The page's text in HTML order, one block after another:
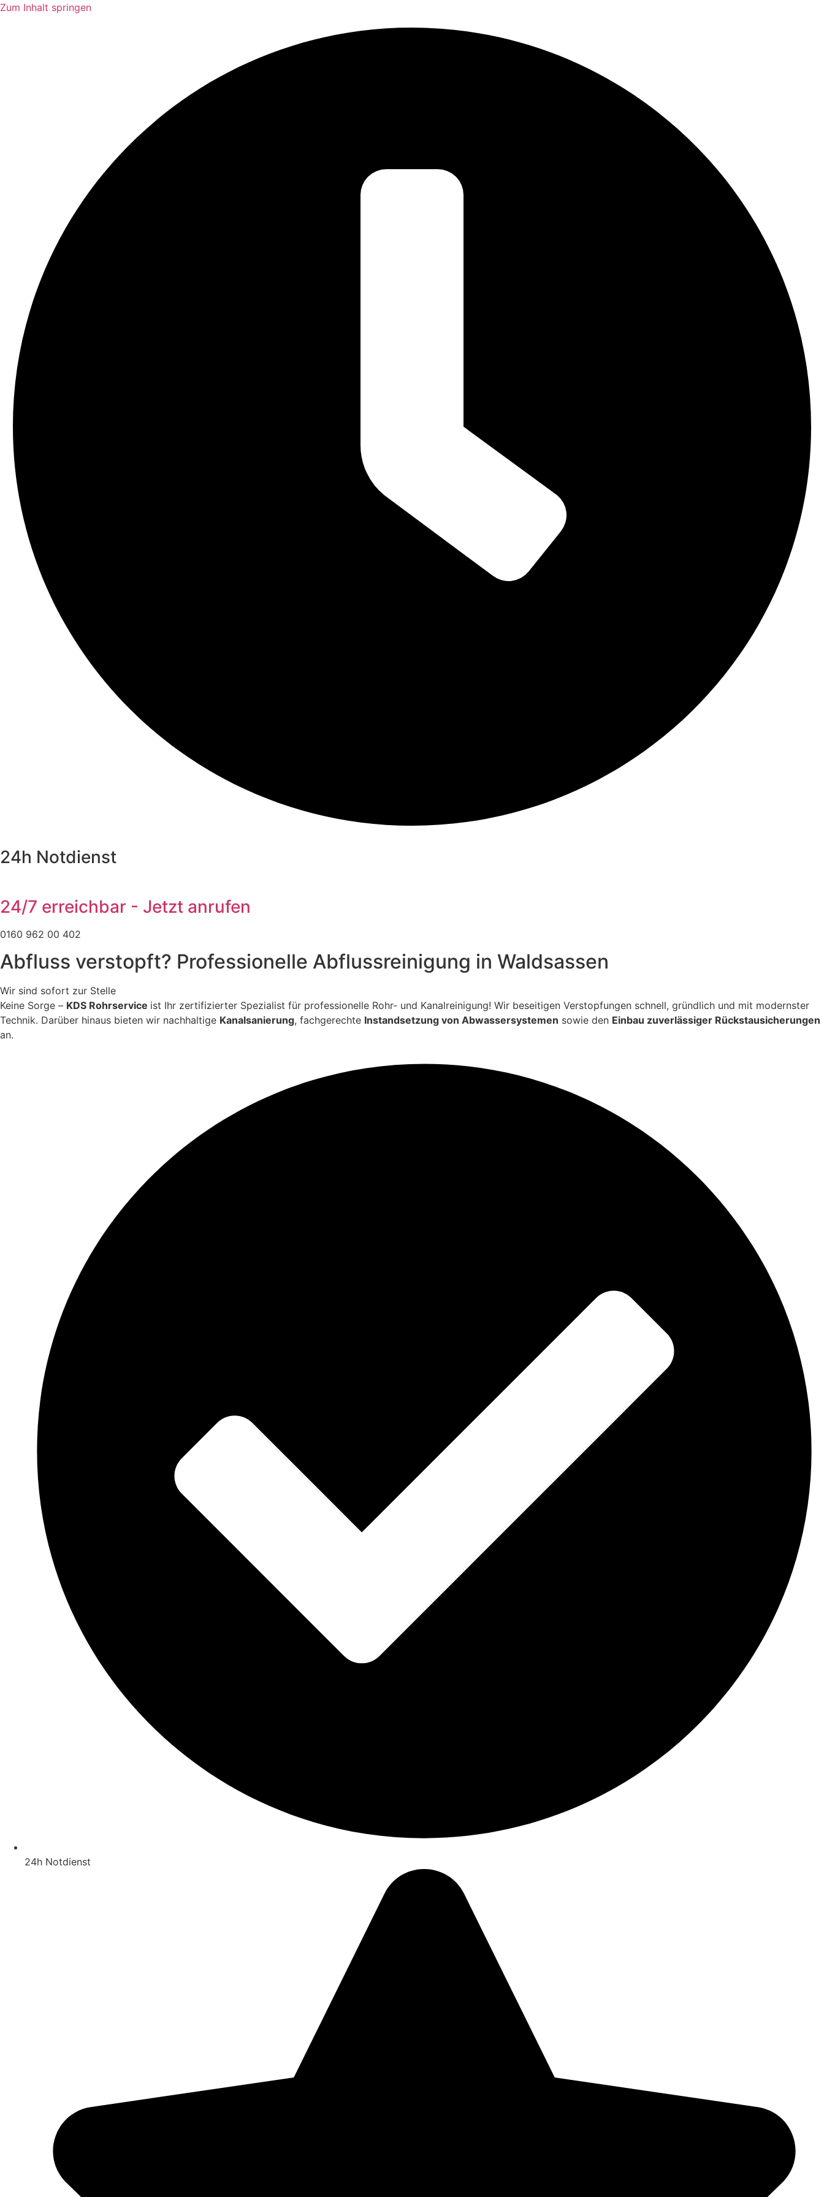
Zum Inhalt springen
24h Notdienst
24/7 erreichbar - Jetzt anrufen
0160 962 00 402
Abfluss verstopft? Professionelle Abflussreinigung in Waldsassen
Wir sind sofort zur Stelle
Keine Sorge – KDS Rohrservice ist Ihr zertifizierter Spezialist für professionelle Rohr- und Kanalreinigung! Wir beseitigen Verstopfungen schnell, gründlich und mit modernster
Technik. Darüber hinaus bieten wir nachhaltige Kanalsanierung, fachgerechte Instandsetzung von Abwassersystemen sowie den Einbau zuverlässiger Rückstausicherungen
an.
24h Notdienst